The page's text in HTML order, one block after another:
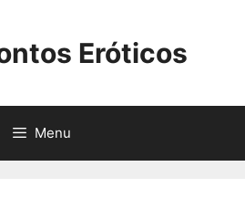
Eróticos
Menu